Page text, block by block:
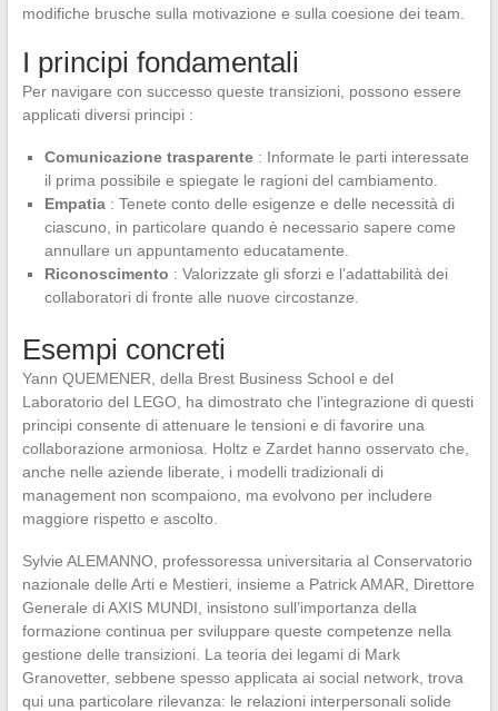
modifiche brusche sulla motivazione e sulla coesione dei team.
I principi fondamentali
Per navigare con successo queste transizioni, possono essere
applicati diversi principi :
Comunicazione trasparente: Informate le parti interessate
il prima possibile e spiegate le ragioni del cambiamento.
Empatia: Tenete conto delle esigenze e delle necessità di
ciascuno, in particolare quando è necessario sapere come
annullare un appuntamento educatamente.
Riconoscimento : Valorizzate gli sforzi e l’adattabilità dei
collaboratori di fronte alle nuove circostanze.
Esempi concreti
Yann QUEMENER, della Brest Business School e del
Laboratorio del LEGO, ha dimostrato che l’integrazione di questi
principi consente di attenuare le tensioni e di favorire una
collaborazione armoniosa. Holtz e Zardet hanno osservato che,
anche nelle aziende liberate, i modelli tradizionali di
management non scompaiono, ma evolvono per includere
maggiore rispetto e ascolto.
Sylvie ALEMANNO, professoressa universitaria al Conservatorio
nazionale delle Arti e Mestieri, insieme a Patrick AMAR, Direttore
Generale di AXIS MUNDI, insistono sull’importanza della
formazione continua per sviluppare queste competenze nella
gestione delle transizioni. La teoria dei legami di Mark
Granovetter, sebbene spesso applicata ai social network, trova
qui una particolare rilevanza: le relazioni interpersonali solide